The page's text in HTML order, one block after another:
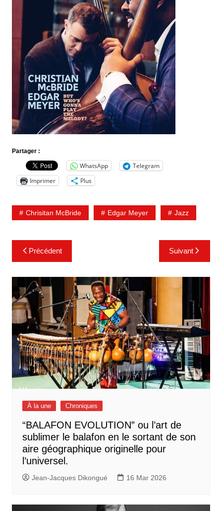
Partager :
WhatsApp
Telegram
Imprimer
Plus
Chrisitan McBride Edgar Meyer Jazz
Navigation
de
l’article
Précédent Suivant
À la une Chroniques
“BALAFON EVOLUTION” ou l’art de
sublimer le balafon en le sortant de son
aire géographique originelle pour
l’universel.
Jean-Jacques Dikongué 16 Mar 2026